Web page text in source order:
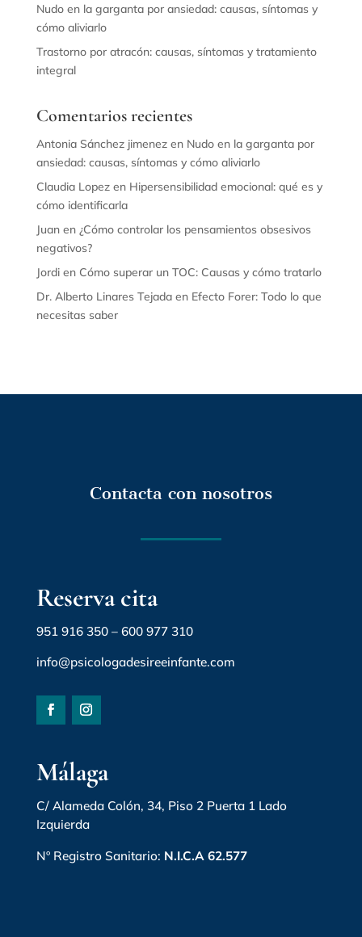
Nudo en la garganta por ansiedad: causas, síntomas y
cómo aliviarlo
Trastorno por atracón: causas, síntomas y tratamiento
integral
Comentarios recientes
Antonia Sánchez jimenezen Nudo en la garganta por
ansiedad: causas, síntomas y cómo aliviarlo
Claudia Lopezen Hipersensibilidad emocional: qué es y
cómo identificarla
Juanen ¿Cómo controlar los pensamientos obsesivos
negativos?
Jordien Cómo superar un TOC: Causas y cómo tratarlo
Dr. Alberto Linares Tejadaen Efecto Forer: Todo lo que
necesitas saber
Contacta con nosotros
Reserva cita
951 916 350– 600 977 310
info@psicologadesireeinfante.com
Málaga
C/ Alameda Colón, 34, Piso 2 Puerta 1 Lado
Izquierda
Nº Registro Sanitario: N.I.C.A 62.577